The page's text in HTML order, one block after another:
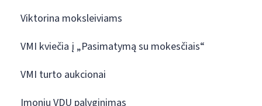
Viktorina moksleiviams
VMI kviečia į „Pasimatymą su mokesčiais“
VMI turto aukcionai
Įmonių VDU palyginimas